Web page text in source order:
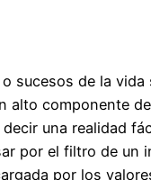
sucesos de la vida
alto componente de
una realidad
por el filtro de un
por los